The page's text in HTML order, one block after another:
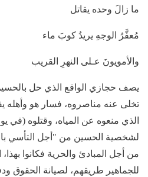
ما زالَ وحده يقاتل
مُعفَّرُ الوجهِ يريدُ كوبَ ماء
والأمويونَ عـلى النهرِ القريب
يصف حجازي الواقع الذي حل
تخلى عنه مناصروه، فسار هو وأهله
الذي منعوه عن المياه، وقتلوه
لشخصية الحسين من "أجل التأسي
من أجل المبادئ والحرية فكانوا
للجماهير طريقهم، لصيانة الحقوق